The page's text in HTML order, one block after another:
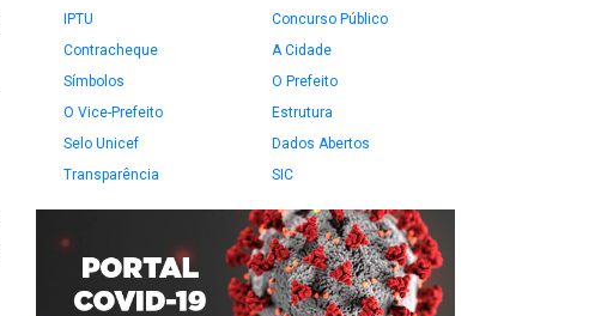
IPTU
Concurso Público
Contracheque
A Cidade
Símbolos
O Prefeito
O Vice-Prefeito
Estrutura
Selo Unicef
Dados Abertos
Transparência
SIC